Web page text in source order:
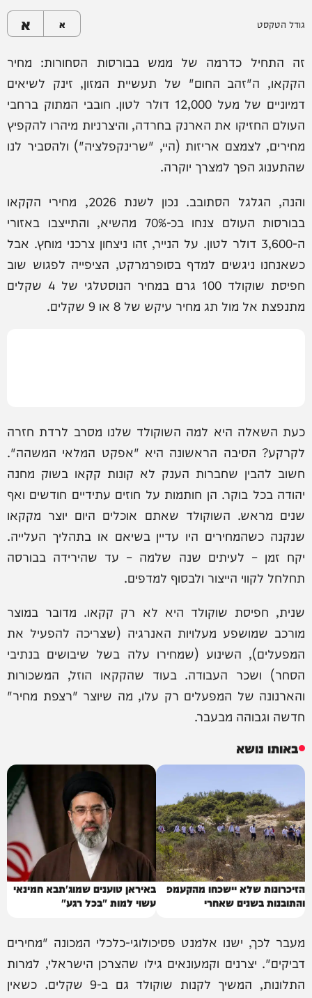
גודל הטקסט א א
זה התחיל כדרמה של ממש בבורסות הסחורות: מחיר
הקקאו, ה"זהב החום" של תעשיית המזון, זינק לשיאים
דמיוניים של מעל 12,000 דולר לטון. חובבי המתוק ברחבי
העולם החזיקו את הארנק בחרדה, והיצרניות מיהרו להקפיץ
מחירים, לצמצם אריזות (היי, "שרינקפלציה") ולהסביר לנו
שהתענוג הפך למצרך יוקרה.
והנה, הגלגל הסתובב. נכון לשנת 2026, מחירי הקקאו
בבורסות העולם צנחו בכ-70% מהשיא, והתייצבו באזורי
ה-3,600 דולר לטון. על הנייר, זהו ניצחון צרכני מוחץ. אבל
כשאנחנו ניגשים למדף בסופרמרקט, הציפייה לפגוש שוב
חפיסת שוקולד 100 גרם במחיר הנוסטלגי של 4 שקלים
מתנפצת אל מול תג מחיר עיקש של 8 או 9 שקלים.
כעת השאלה היא למה השוקולד שלנו מסרב לרדת חזרה
לקרקע? הסיבה הראשונה היא "אפקט המלאי המשהה".
חשוב להבין שחברות הענק לא קונות קקאו בשוק מחנה
יהודה בכל בוקר. הן חותמות על חוזים עתידיים חודשים ואף
שנים מראש. השוקולד שאתם אוכלים היום יוצר מקקאו
שנקנה כשהמחירים היו עדיין בשיאם או בתהליך העלייה.
יקח זמן – לעיתים שנה שלמה – עד שהירידה בבורסה
תחלחל לקווי הייצור ולבסוף למדפים.
שנית, חפיסת שוקולד היא לא רק קקאו. מדובר במוצר
מורכב שמושפע מעלויות האנרגיה (שצריכה להפעיל את
המפעלים), השינוע (שמחירו עלה בשל שיבושים בנתיבי
הסחר) ושכר העבודה. בעוד שהקקאו הוזל, המשכורות
והארנונה של המפעלים רק עלו, מה שיוצר "רצפת מחיר"
חדשה וגבוהה מבעבר.
באותו נושא
הזיכרונות שלא יישכחו מהקעמפ
והתובנות בשנים שאחרי
באיראן טוענים שמוג'תבא חמינאי
עשוי למות "בכל רגע"
מעבר לכך, ישנו אלמנט פסיכולוגי-כלכלי המכונה "מחירים
דביקים". יצרנים וקמעונאים גילו שהצרכן הישראלי, למרות
התלונות, המשיך לקנות שוקולד גם ב-9 שקלים. כשאין